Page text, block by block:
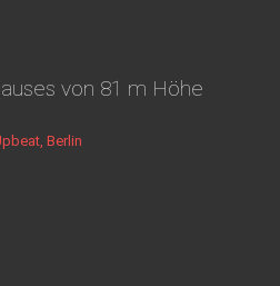
von 81 m Höhe
Berlin